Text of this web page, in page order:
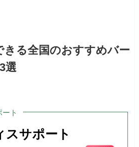
きる全国のおすすめバー
選
ト
スサポート